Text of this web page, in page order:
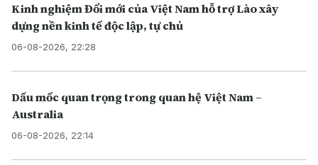
Kinh nghiệm Đổi mới của Việt Nam hỗ trợ Lào xây
dựng nền kinh tế độc lập, tự chủ
06-08-2026, 22:28
Dấu mốc quan trọng trong quan hệ Việt Nam –
Australia
06-08-2026, 22:14